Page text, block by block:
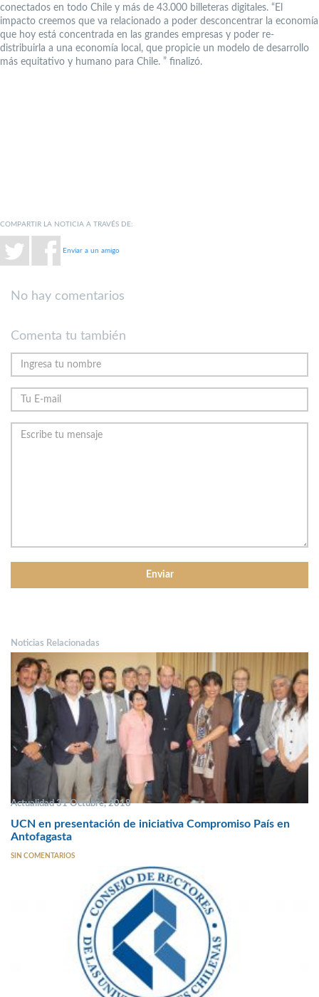
conectados en todo Chile y más de 43.000 billeteras digitales. “El
impacto creemos que va relacionado a poder desconcentrar la economía
que hoy está concentrada en las grandes empresas y poder re-
distribuirla a una economía local, que propicie un modelo de desarrollo
más equitativo y humano para Chile. ” finalizó.
COMPARTIR LA NOTICIA A TRAVÉS DE:
Enviar a un amigo
No hay comentarios
Comenta tu también
Noticias Relacionadas
Actualidad 31 Octubre, 2018
UCN en presentación de iniciativa Compromiso País en
Antofagasta
SIN COMENTARIOS